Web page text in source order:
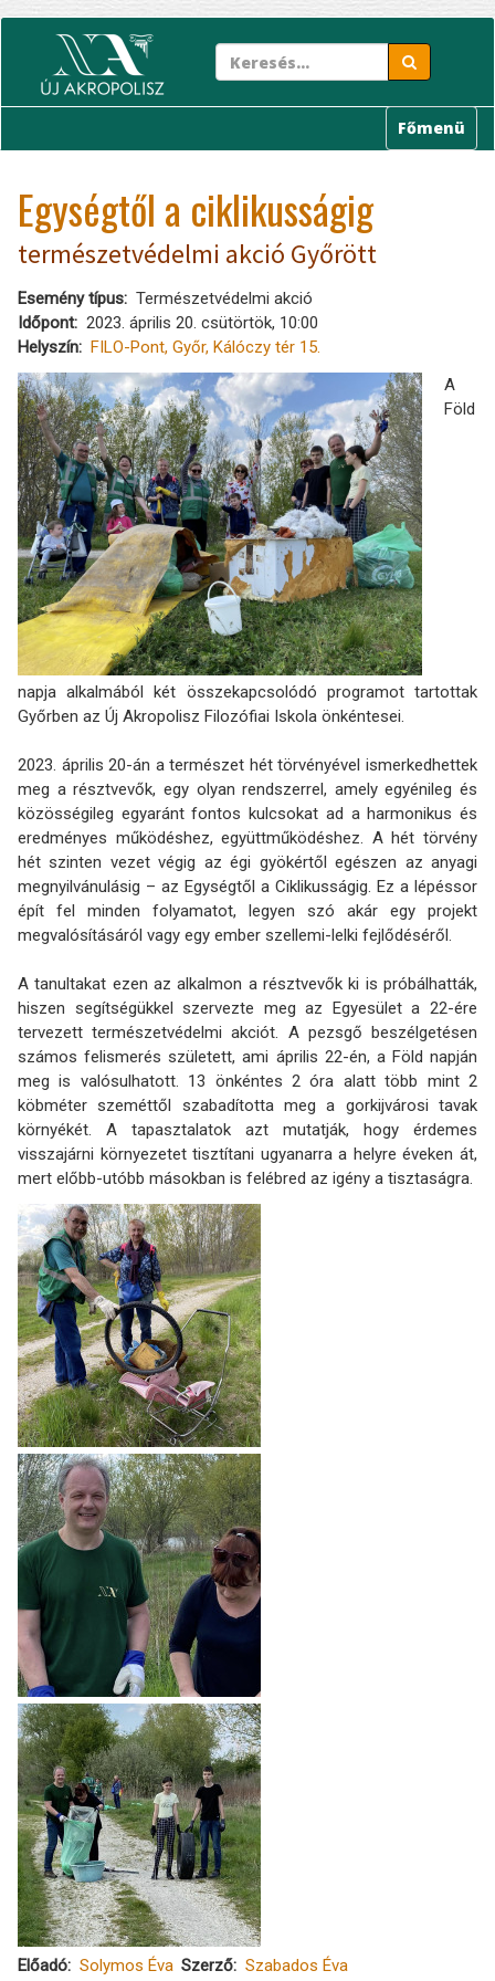
tartalomra
Főmenü
Egységtől a ciklikusságig
természetvédelmi akció Győrött
Esemény típus
Természetvédelmi akció
Időpont
2023. április 20. csütörtök, 10:00
Helyszín
FILO-Pont, Győr, Kálóczy tér 15.
A
Föld
napja alkalmából két összekapcsolódó programot tartottak
Győrben az Új Akropolisz Filozófiai Iskola önkéntesei.
2023. április 20-án a természet hét törvényével ismerkedhettek
meg a résztvevők, egy olyan rendszerrel, amely egyénileg és
közösségileg egyaránt fontos kulcsokat ad a harmonikus és
eredményes működéshez, együttműködéshez. A hét törvény
hét szinten vezet végig az égi gyökértől egészen az anyagi
megnyilvánulásig – az Egységtől a Ciklikusságig. Ez a lépéssor
épít fel minden folyamatot, legyen szó akár egy projekt
megvalósításáról vagy egy ember szellemi-lelki fejlődéséről.
A tanultakat ezen az alkalmon a résztvevők ki is próbálhatták,
hiszen segítségükkel szervezte meg az Egyesület a 22-ére
tervezett természetvédelmi akciót. A pezsgő beszélgetésen
számos felismerés született, ami április 22-én, a Föld napján
meg is valósulhatott. 13 önkéntes 2 óra alatt több mint 2
köbméter szeméttől szabadította meg a gorkijvárosi tavak
környékét. A tapasztalatok azt mutatják, hogy érdemes
visszajárni környezetet tisztítani ugyanarra a helyre éveken át,
mert előbb-utóbb másokban is felébred az igény a tisztaságra.
Előadó Solymos Éva Szerző Szabados Éva